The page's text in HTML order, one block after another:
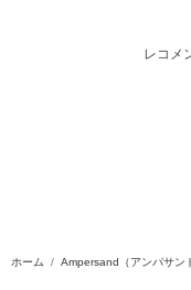
レコメ
ホーム Ampersand（アンパサン